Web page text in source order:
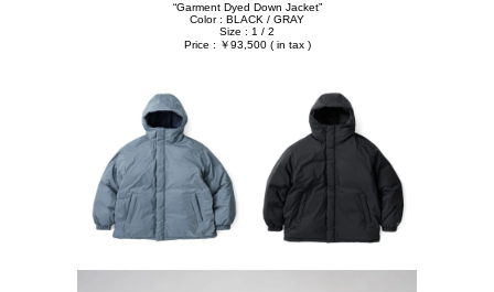
“Garment Dyed Down Jacket”
Color : BLACK / GRAY
Size : 1 / 2
Price : ￥93,500 ( in tax )